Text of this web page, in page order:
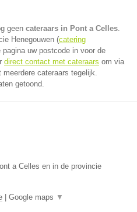
geen cateraars in Pont a Celles.
Henegouwen (catering
pagina uw postcode in voor de
direct contact met cateraars om via
cateraars tegelijk.
getoond.
a Celles en in de provincie
Google maps ▼